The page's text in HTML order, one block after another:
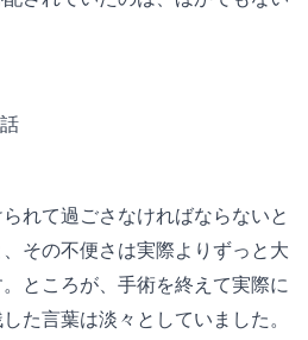
れて過ごさなければならないと
その不便さは実際よりずっと大
ところが、手術を終えて実際に
た言葉は淡々としていました。